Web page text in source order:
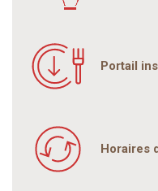
Portail
Horaires